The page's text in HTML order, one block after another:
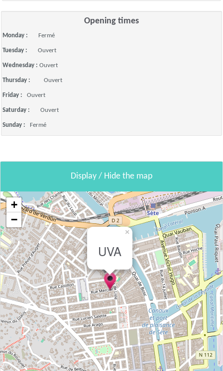
Opening times
Monday : Fermé
Tuesday : Ouvert
Wednesday : Ouvert
Thursday : Ouvert
Friday : Ouvert
Saturday : Ouvert
Sunday : Fermé
Display / Hide the map
UVA
×
+
−